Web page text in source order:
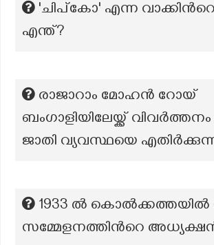
'ചിപ്കോ' എന്ന
എന്ത്?
രാജാറാം മോഹൻ റോയ്
ബംഗാളിയിലേയ്ക്ക്
ജാതി വ്യവസ്ഥയെ
1933 ല്‍ കൊൽക്കത്തയില്‍
സമ്മേളനത്തിന്‍റെ